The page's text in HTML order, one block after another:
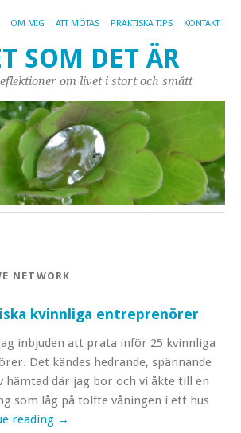
OM MIG ATT MÖTAS PRAKTISKA TIPS KONTAKT
SOM DET ÄR
om livet i stort och smått
NETWORK
kvinnliga entreprenörer
inbjuden att prata inför 25 kvinnliga
Det kändes hedrande, spännande
hämtad där jag bor och vi åkte till en
som låg på tolfte våningen i ett hus
reading →